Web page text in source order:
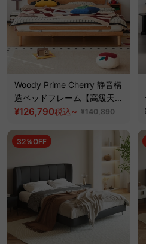
Woody Prime Cherry 静音構
造ベッドフレーム【高級天然
チェリー材】
¥126,790税込~ ¥140,890
32％OFF